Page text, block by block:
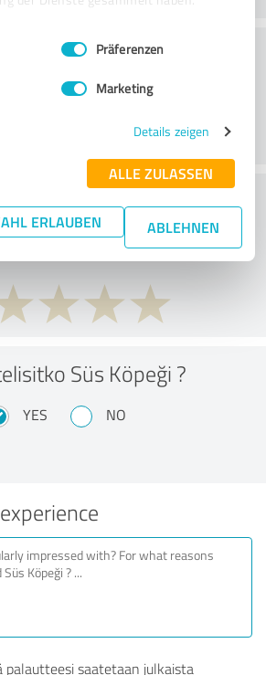
Präferenzen
Marketing
Details zeigen
ALLE ZULASSEN
ERLAUBEN ABLEHNEN
Asiakaspalvelu
think of the price to
ratio?
Süs Köpeği ?
YES NO
palautteesi saatetaan julkaista